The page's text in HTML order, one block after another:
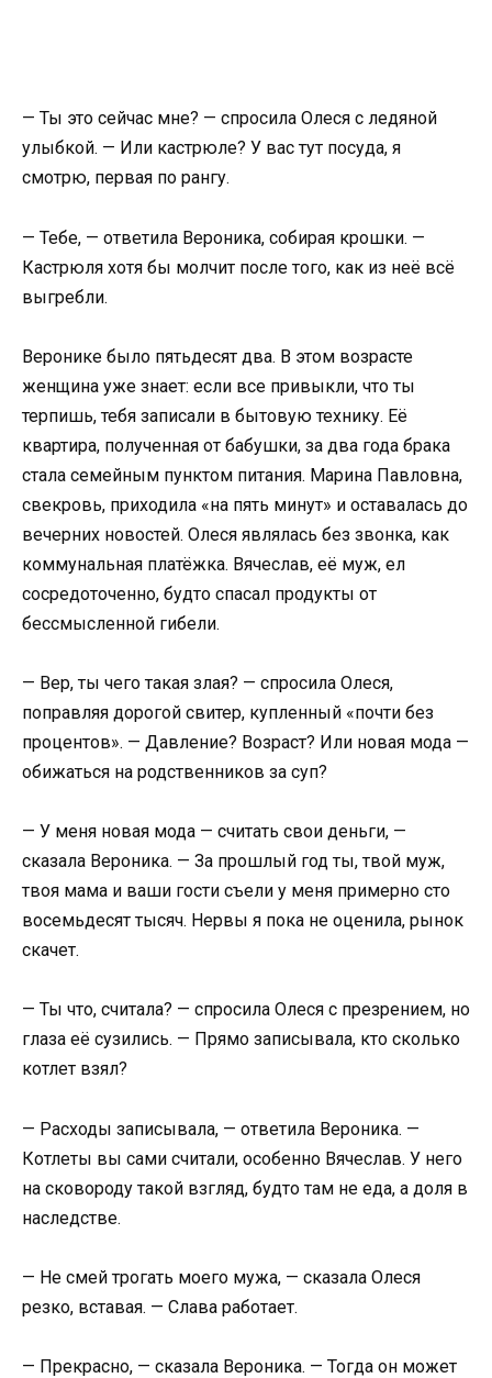
— Ты это сейчас мне? — спросила Олеся с ледяной
улыбкой. — Или кастрюле? У вас тут посуда, я
смотрю, первая по рангу.
— Тебе, — ответила Вероника, собирая крошки. —
Кастрюля хотя бы молчит после того, как из неё всё
выгребли.
Веронике было пятьдесят два. В этом возрасте
женщина уже знает: если все привыкли, что ты
терпишь, тебя записали в бытовую технику. Её
квартира, полученная от бабушки, за два года брака
стала семейным пунктом питания. Марина Павловна,
свекровь, приходила «на пять минут» и оставалась до
вечерних новостей. Олеся являлась без звонка, как
коммунальная платёжка. Вячеслав, её муж, ел
сосредоточенно, будто спасал продукты от
бессмысленной гибели.
— Вер, ты чего такая злая? — спросила Олеся,
поправляя дорогой свитер, купленный «почти без
процентов». — Давление? Возраст? Или новая мода —
обижаться на родственников за суп?
— У меня новая мода — считать свои деньги, —
сказала Вероника. — За прошлый год ты, твой муж,
твоя мама и ваши гости съели у меня примерно сто
восемьдесят тысяч. Нервы я пока не оценила, рынок
скачет.
— Ты что, считала? — спросила Олеся с презрением, но
глаза её сузились. — Прямо записывала, кто сколько
котлет взял?
— Расходы записывала, — ответила Вероника. —
Котлеты вы сами считали, особенно Вячеслав. У него
на сковороду такой взгляд, будто там не еда, а доля в
наследстве.
— Не смей трогать моего мужа, — сказала Олеся
резко, вставая. — Слава работает.
— Прекрасно, — сказала Вероника. — Тогда он может